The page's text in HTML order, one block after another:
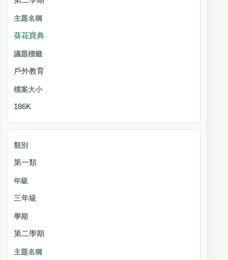
葵花寶典
戶外教育
186K
第一類
三年級
第二學期